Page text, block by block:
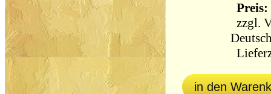
Preis:
zzgl.
in den